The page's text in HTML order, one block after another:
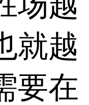
就越
要在